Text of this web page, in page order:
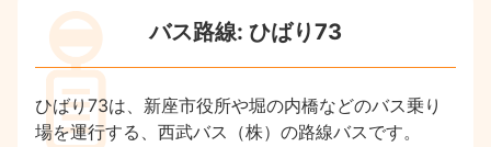
バス路線: ひばり73
ひばり73は、新座市役所や堀の内橋などのバス乗り
場を運行する、西武バス（株）の路線バスです。